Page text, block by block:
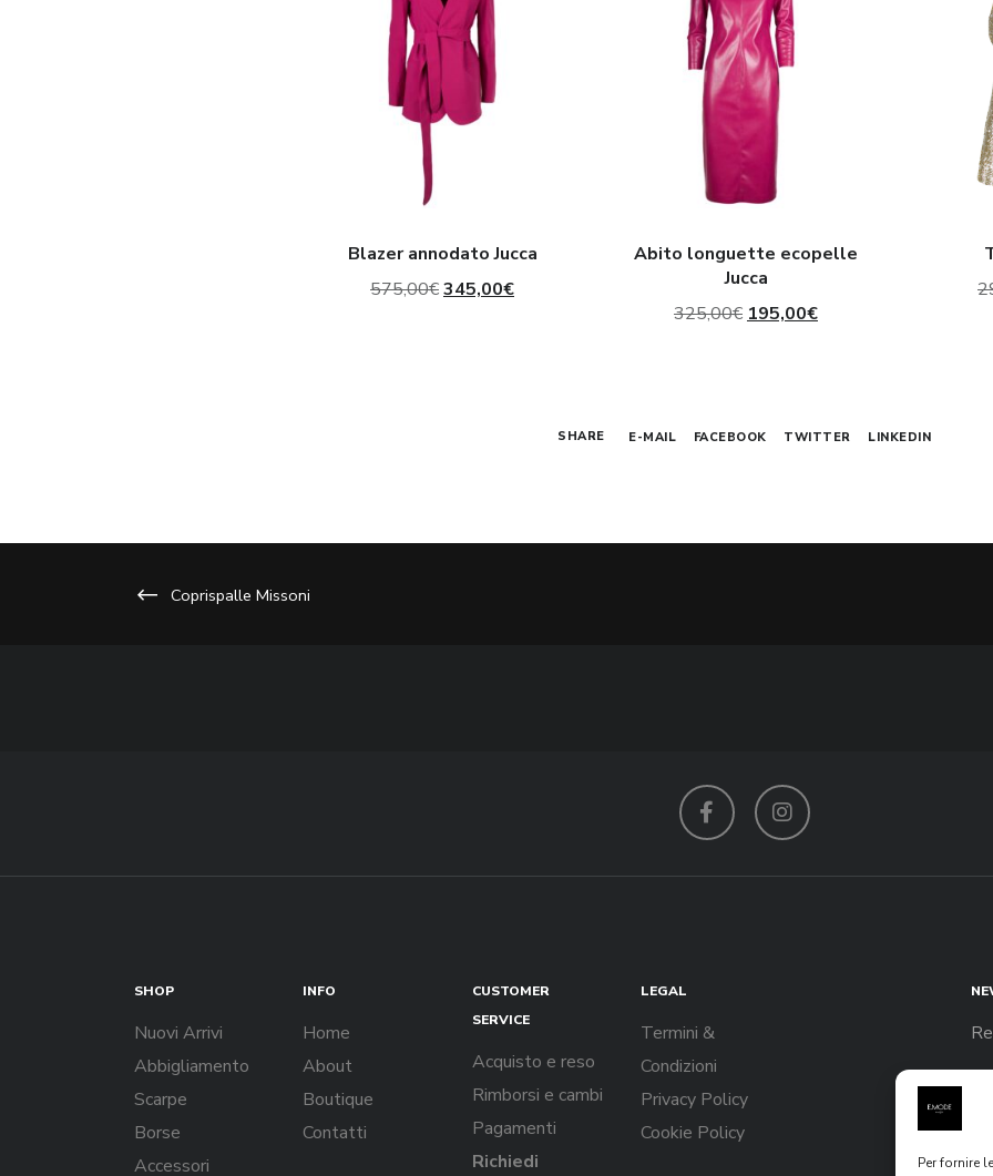
Per fornire
Blazer annodato Jucca
575,00€Il
345,00€Il
Abito longuette ecopelle
Jucca
325,00€ Il
325,00€.
195,00€Il
195,00€.
SHARE E-MAIL FACEBOOK TWITTER LINKEDIN
Coprispalle Missoni
SHOP
Nuovi Arrivi
Abbigliamento
Scarpe
Borse
Accessori
INFO
Home
About
Boutique
Contatti
CUSTOMER
SERVICE
Acquisto e reso
Rimborsi e cambi
Pagamenti
Richiedi
LEGAL
Termini &
Condizioni
Privacy Policy
Cookie Policy